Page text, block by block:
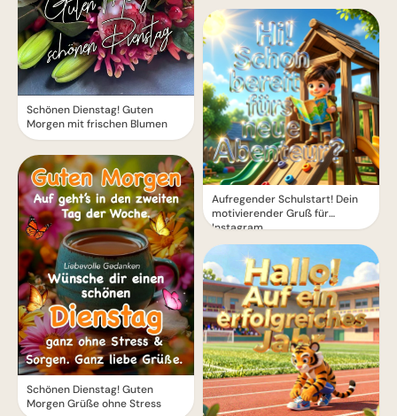
Schönen Dienstag! Guten
Morgen mit frischen Blumen
Schönen Dienstag! Guten
Morgen Grüße ohne Stress
Aufregender Schulstart! Dein
motivierender Gruß für
Instagram